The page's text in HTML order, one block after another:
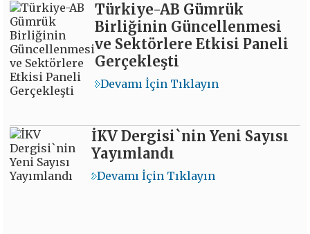
Türkiye-AB Gümrük
Birliğinin Güncellenmesi
ve Sektörlere Etkisi Paneli
Gerçekleşti
Devamı İçin Tıklayın
İKV Dergisi`nin Yeni Sayısı
Yayımlandı
Devamı İçin Tıklayın